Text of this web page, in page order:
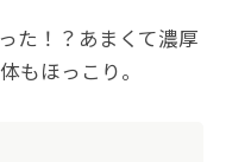
た！？あまくて濃厚
もほっこり。